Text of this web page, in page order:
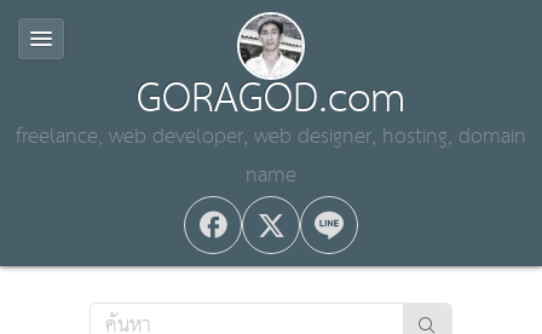
GORAGOD.com
freelance, web developer, web designer, hosting, domain
name